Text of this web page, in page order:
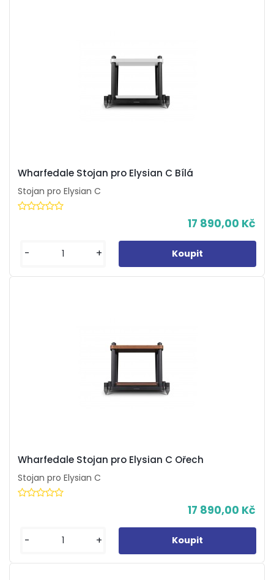
Wharfedale Stojan pro Elysian C Bílá
Stojan pro Elysian C
17 890,00 Kč
- +
Wharfedale Stojan pro Elysian C Ořech
Stojan pro Elysian C
17 890,00 Kč
- +